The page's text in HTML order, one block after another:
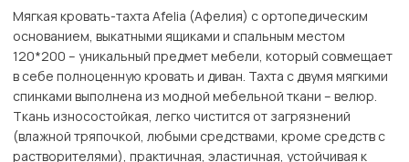
Мягкая кровать-тахта Afelia (Афелия) с ортопедическим
основанием, выкатными ящиками и спальным местом
120*200 – уникальный предмет мебели, который совмещает
в себе полноценную кровать и диван. Тахта с двумя мягкими
спинками выполнена из модной мебельной ткани – велюр.
Ткань износостойкая, легко чистится от загрязнений
(влажной тряпочкой, любыми средствами, кроме средств с
растворителями), практичная, эластичная, устойчивая к